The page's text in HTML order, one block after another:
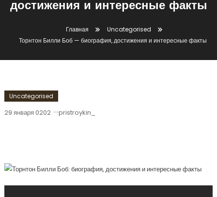
достижения и интересные факты
Главная
Uncategorised
Торнтон Билли Боб — биография, достижения и интересные факты
Uncategorised
29 января 0202 pristroykin_